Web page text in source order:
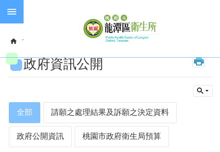
跳到主要內容區塊
預
防
長
照
服
務
首頁 政府資訊公開
政府資訊公開
全部 請願之處理結果及訴願之決定資料
政府公開資訊 桃園市政府衛生局預算